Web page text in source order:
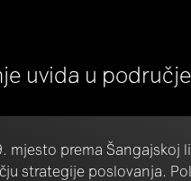
uvida u područje
mjesto prema Šangajskoj
strategije poslovanja.